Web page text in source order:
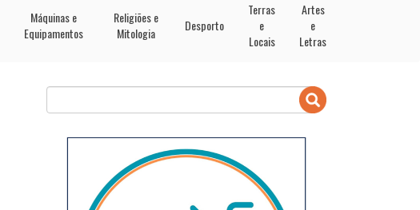
Máquinas e
Equipamentos
Religiões e
Mitologia
Desporto
Terras
e
Locais
Artes
e
Letras